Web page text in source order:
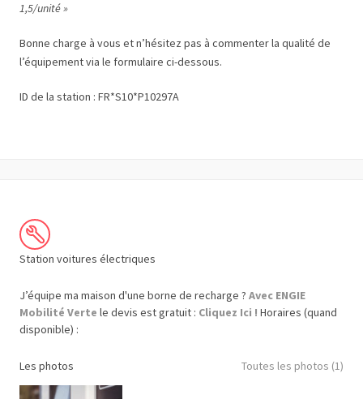
1,5/unité »
Bonne charge à vous et n’hésitez pas à commenter la qualité de
l’équipement via le formulaire ci-dessous.
ID de la station : FR*S10*P10297A
Station voitures électriques
J’équipe ma maison d'une borne de recharge ? Avec ENGIE
Mobilité Verte le devis est gratuit : Cliquez Ici ! Horaires (quand
disponible) :
Les photos Toutes les photos (1)